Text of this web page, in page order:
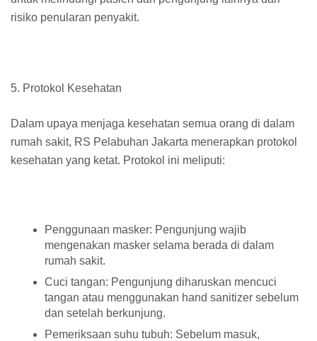
risiko penularan penyakit.
5. Protokol Kesehatan
Dalam upaya menjaga kesehatan semua orang di dalam
rumah sakit, RS Pelabuhan Jakarta menerapkan protokol
kesehatan yang ketat. Protokol ini meliputi:
Penggunaan masker: Pengunjung wajib
mengenakan masker selama berada di dalam
rumah sakit.
Cuci tangan: Pengunjung diharuskan mencuci
tangan atau menggunakan hand sanitizer sebelum
dan setelah berkunjung.
Pemeriksaan suhu tubuh: Sebelum masuk,